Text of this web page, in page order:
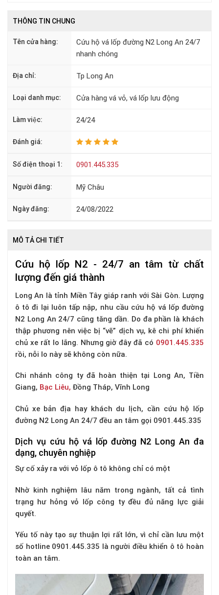
THÔNG TIN CHUNG
Tên cửa hàng:
Cứu hộ vá lốp đường N2 Long An 24/7
nhanh chóng
Địa chỉ: Tp Long An
Loại danh mục: Cửa hàng vá vỏ, vá lốp lưu động
Làm việc: 24/24
Đánh giá:
Số điện thoại 1: 0901.445.335
Người đăng: Mỹ Châu
Ngày đăng: 24/08/2022
MÔ TẢ CHI TIẾT
Cứu hộ lốp N2 - 24/7 an tâm từ chất
lượng đến giá thành
Long An là tỉnh Miền Tây giáp ranh với Sài Gòn. Lượng
ô tô đi lại luôn tấp nập, nhu cầu cứu hộ vá lốp đường
N2 Long An 24/7 cũng tăng dần. Do đa phần là khách
thập phương nên việc bị “vẽ” dịch vụ, kê chi phí khiến
chủ xe rất lo lắng. Nhưng giờ đây đã có 0901.445.335
rồi, nỗi lo này sẽ không còn nữa.
Chi nhánh công ty đã hoàn thiện tại Long An, Tiền
Giang, Bạc Liêu, Đồng Tháp, Vĩnh Long
Chủ xe bản địa hay khách du lịch, cần cứu hộ lốp
đường N2 Long An 24/7 đều an tâm gọi 0901.445.335
Dịch vụ cứu hộ vá lốp đường N2 Long An đa
dạng, chuyên nghiệp
Sự cố xảy ra với vỏ lốp ô tô không chỉ có một
Nhờ kinh nghiệm lâu năm trong ngành, tất cả tình
trạng hư hỏng vỏ lốp công ty đều đủ năng lực giải
quyết.
Yếu tố này tạo sự thuận lợi rất lớn, vì chỉ cần lưu một
số hotline 0901.445.335 là người điều khiển ô tô hoàn
toàn an tâm.